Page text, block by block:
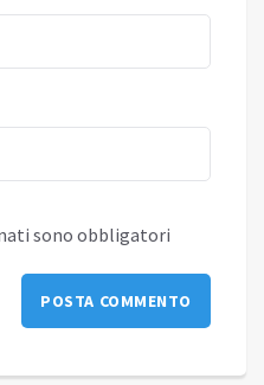
sono obbligatori